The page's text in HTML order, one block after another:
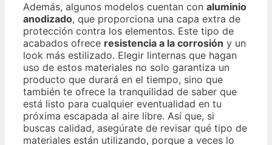
Además, algunos modelos cuentan con aluminio
anodizado, que proporciona una capa extra de
protección contra los elementos. Este tipo de
acabados ofrece resistencia a la corrosión y un
look más estilizado. Elegir linternas que hagan
uso de estos materiales no solo garantiza un
producto que durará en el tiempo, sino que
también te ofrece la tranquilidad de saber que
está listo para cualquier eventualidad en tu
próxima escapada al aire libre. Así que, si
buscas calidad, asegúrate de revisar qué tipo de
materiales están utilizando, porque a veces lo